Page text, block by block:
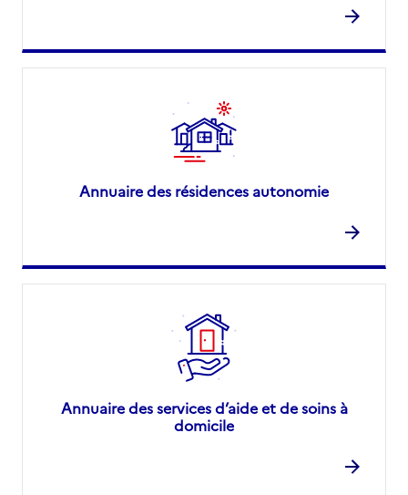
Annuaire des résidences autonomie
Annuaire des services d’aide et de soins à
domicile